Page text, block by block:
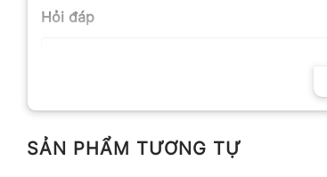
Hỏi đáp
SẢN PHẨM TƯƠNG TỰ